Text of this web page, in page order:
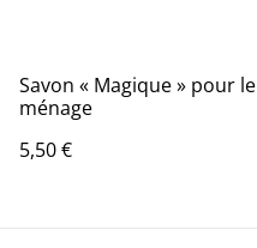
Savon « Magique » pour le
ménage
5,50 €